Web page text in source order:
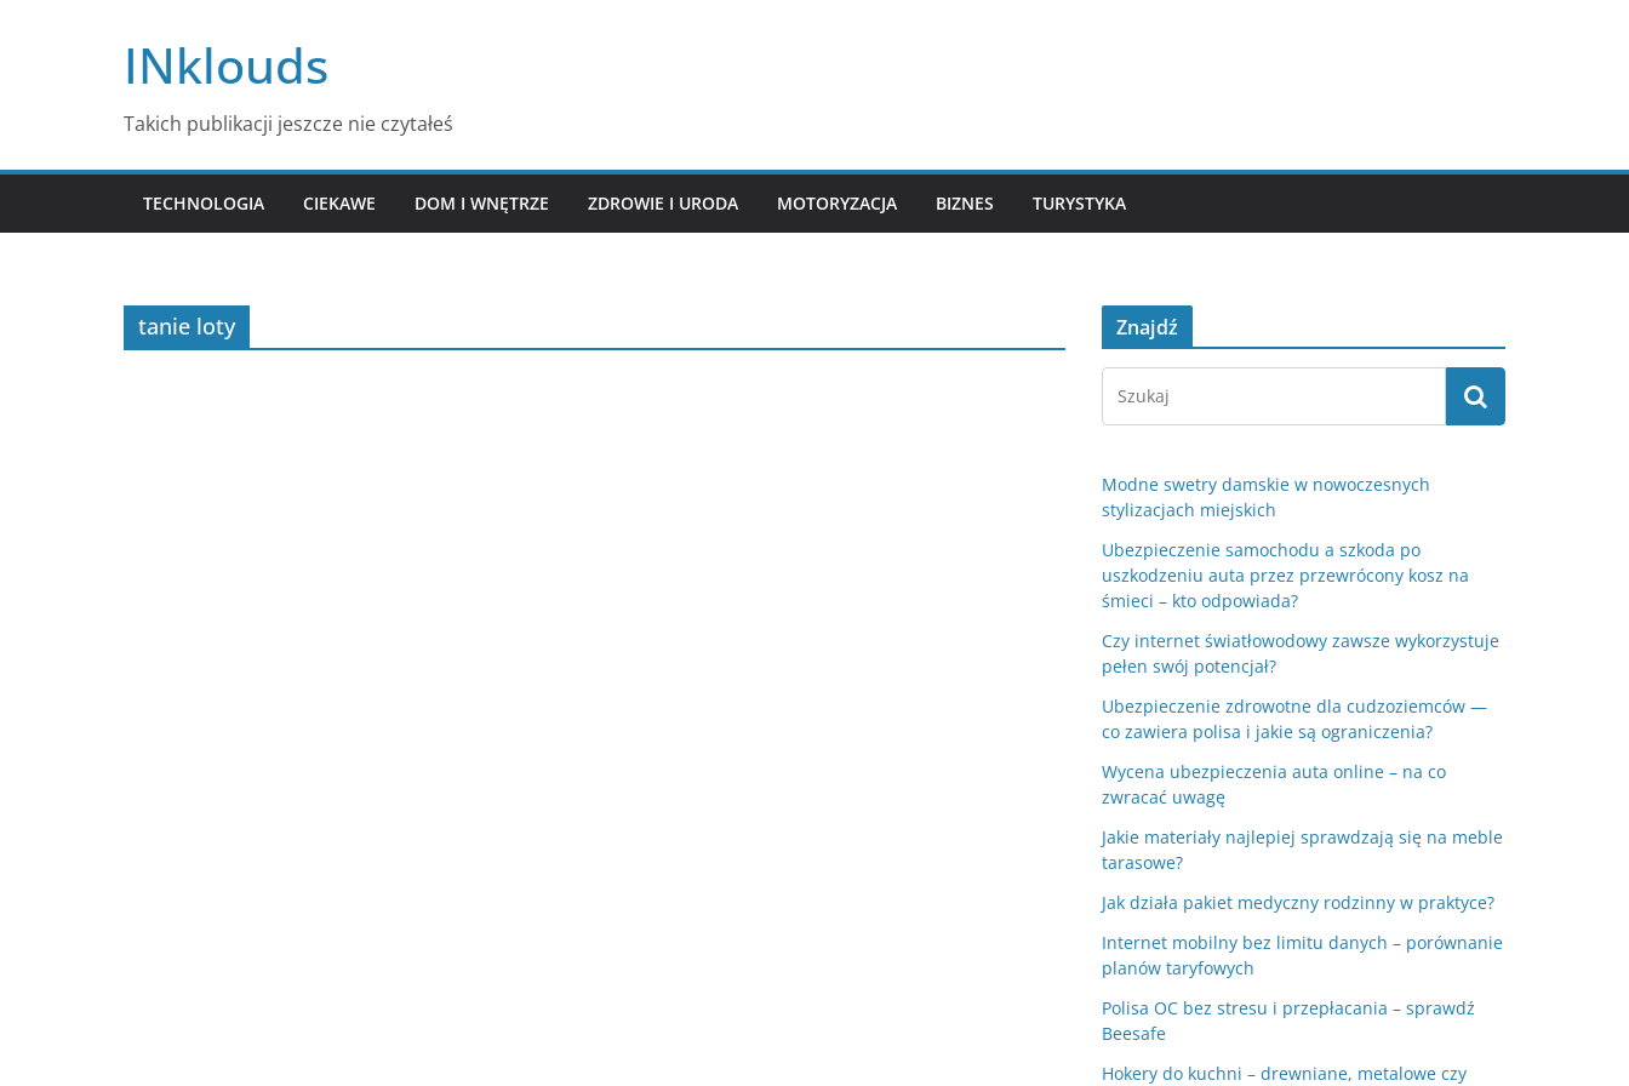
INklouds
Takich publikacji jeszcze nie czytałeś
TECHNOLOGIA CIEKAWE DOM I WNĘTRZE ZDROWIE I URODA MOTORYZACJA BIZNES TURYSTYKA
tanie loty Znajdź
Modne swetry damskie w nowoczesnych
stylizacjach miejskich
Ubezpieczenie samochodu a szkoda po
uszkodzeniu auta przez przewrócony kosz na
śmieci – kto odpowiada?
Czy internet światłowodowy zawsze wykorzystuje
pełen swój potencjał?
Ubezpieczenie zdrowotne dla cudzoziemców —
co zawiera polisa i jakie są ograniczenia?
Wycena ubezpieczenia auta online – na co
zwracać uwagę
Jakie materiały najlepiej sprawdzają się na meble
tarasowe?
Jak działa pakiet medyczny rodzinny w praktyce?
Internet mobilny bez limitu danych – porównanie
planów taryfowych
Polisa OC bez stresu i przepłacania – sprawdź
Beesafe
Hokery do kuchni – drewniane, metalowe czy